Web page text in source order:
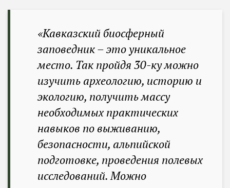
«Кавказский биосферный
заповедник – это уникальное
место. Так пройдя 30-ку можно
изучить археологию, историю и
экологию, получить массу
необходимых практических
навыков по выживанию,
безопасности, альпийской
подготовке, проведения полевых
исследований. Можно